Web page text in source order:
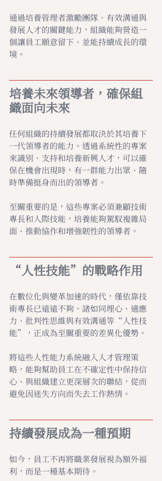
通過培養管理者激勵團隊、有效溝通與
發展人才的關鍵能力，組織能夠營造一
個讓員工願意留下、並能持續成長的環
境。
培養未來領導者，確保組
織面向未來
任何組織的持續發展都取決於其培養下
一代領導者的能力。透過系統性的專案
來識別、支持和培養新興人才，可以確
保在機會出現時，有一群能力出眾、隨
時準備挺身而出的領導者。
至關重要的是，這些專案必須兼顧技術
專長和人際技能，培養能夠駕馭複雜局
面、推動協作和增強韌性的領導者。
“人性技能”的戰略作用
在數位化與變革加速的時代，僅依靠技
術專長已遠遠不夠。諸如同理心、適應
力、批判性思維與有效溝通等“人性技
能”，正成為至關重要的差異化優勢。
將這些人性能力系統融入人才管理策
略，能夠幫助員工在不確定性中保持信
心、與組織建立更深層次的聯結，從而
避免因迷失方向而失去工作熱情。
持續發展成為一種預期
如今，員工不再將職業發展視為額外福
利，而是一種基本期待。